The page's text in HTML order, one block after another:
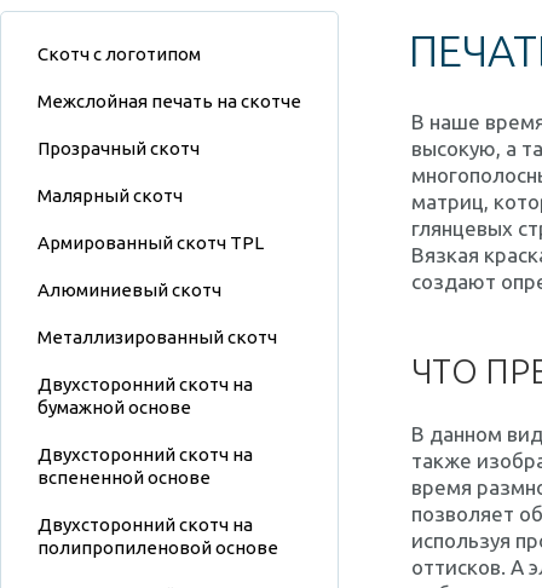
Скотч с логотипом
Межслойная печать на скотче
Прозрачный скотч
Малярный скотч
Армированный скотч TPL
Алюминиевый скотч
Металлизированный скотч
Двухсторонний скотч на
бумажной основе
Двухсторонний скотч на
вспененной основе
Двухсторонний скотч на
полипропиленовой основе
В наше
высокую, а
матриц,
глянцевых
Вязкая
создают
ЧТО
В данном
также
время
позволяет
используя
оттисков. А